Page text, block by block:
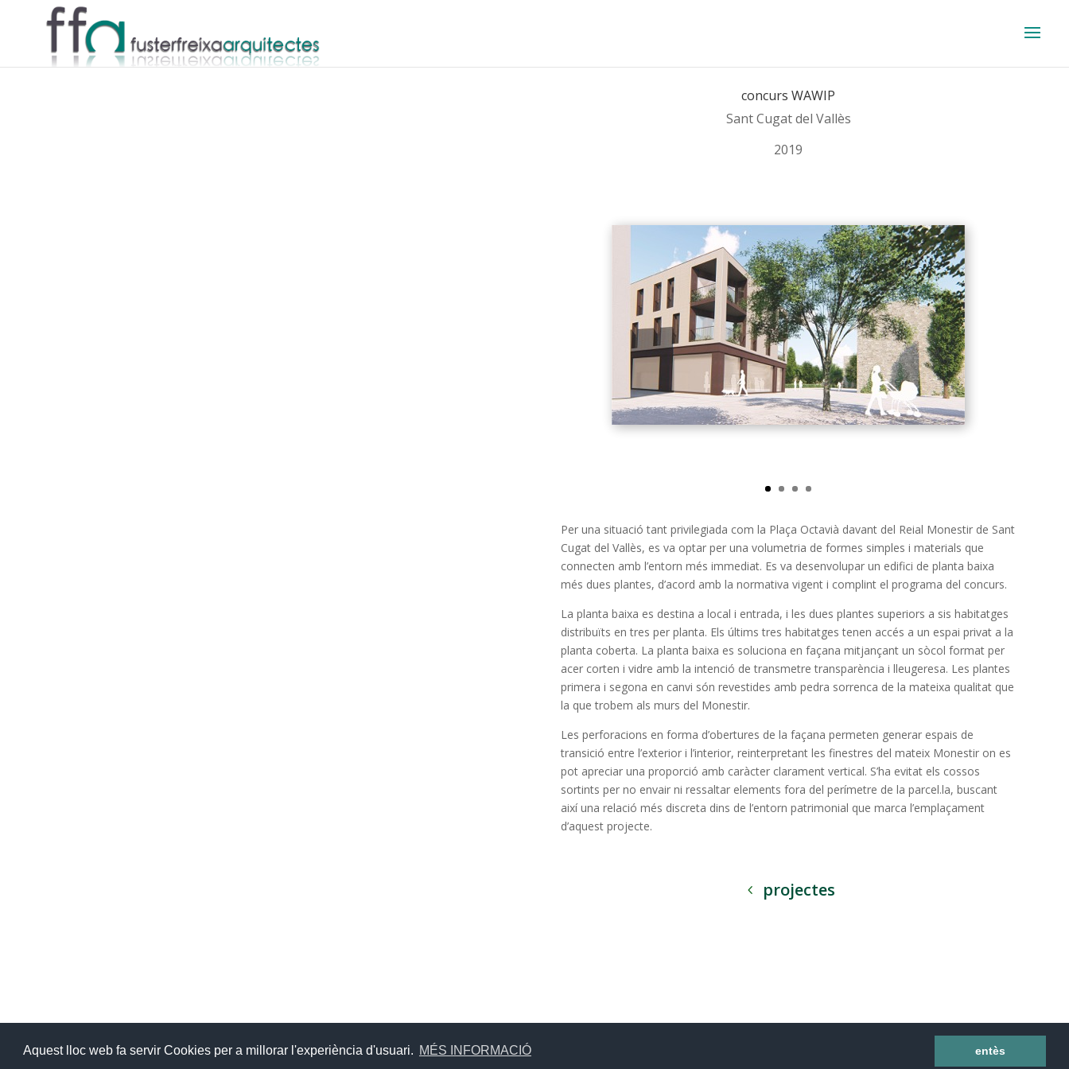
Aquest lloc web fa servir Cookies per a millorar l'experiència d'usuari. MÉS INFORMACIÓ entès
concurs WAWIP
Sant Cugat del Vallès
2019
Per una situació tant privilegiada com la Plaça Octavià davant del Reial Monestir de Sant
Cugat del Vallès, es va optar per una volumetria de formes simples i materials que
connecten amb l’entorn més immediat. Es va desenvolupar un edifici de planta baixa
més dues plantes, d’acord amb la normativa vigent i complint el programa del concurs.
La planta baixa es destina a local i entrada, i les dues plantes superiors a sis habitatges
distribuïts en tres per planta. Els últims tres habitatges tenen accés a un espai privat a la
planta coberta. La planta baixa es soluciona en façana mitjançant un sòcol format per
acer corten i vidre amb la intenció de transmetre transparència i lleugeresa. Les plantes
primera i segona en canvi són revestides amb pedra sorrenca de la mateixa qualitat que
la que trobem als murs del Monestir.
Les perforacions en forma d’obertures de la façana permeten generar espais de
transició entre l’exterior i l’interior, reinterpretant les finestres del mateix Monestir on es
pot apreciar una proporció amb caràcter clarament vertical. S’ha evitat els cossos
sortints per no envair ni ressaltar elements fora del perímetre de la parcel.la, buscant
així una relació més discreta dins de l’entorn patrimonial que marca l’emplaçament
d’aquest projecte.
projectes
Desarrollo: 3W.PYME IDD SL - Internet para PYMEs, Profesionales y Autónomos © Fuster Freixa Arquitectes. Todos los derechos reservados